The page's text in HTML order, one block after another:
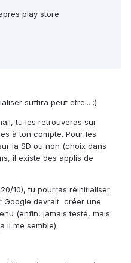
play store
suffira peut etre... :)
tu les retrouveras sur
à ton compte. Pour les
la SD ou non (choix dans
il existe des applis de
10), tu pourras réinitialiser
Google devrait créer une
(enfin, jamais testé, mais
il me semble).